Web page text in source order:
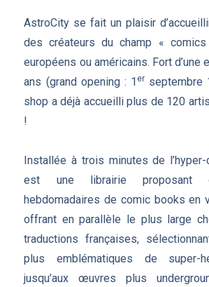
AstroCity se fait un plaisir
des créateurs du champ «
européens ou américains. Fort d’une
ans (grand opening : 1 er septembre
shop a déjà accueilli plus de 120
!
Installée à trois minutes de l’hyper-
est une librairie proposant
hebdomadaires de comic books en
offrant en parallèle le plus large
traductions françaises,
plus emblématiques de super-
jusqu’aux œuvres plus